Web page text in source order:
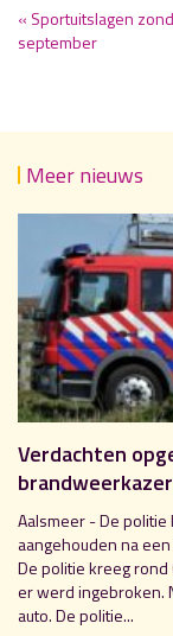
« Sportuitslagen
september
Meer nieuws
Verdachten
Aalsmeer - De
aangehouden na
De politie kreeg
er werd ingebroken.
auto. De politie...